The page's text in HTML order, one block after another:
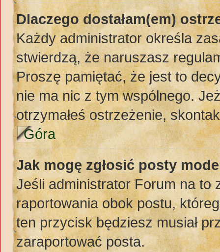
Dlaczego dostałam(em)
Każdy administrator określa
stwierdzą, że naruszasz
Proszę pamiętać, że jest to
nie ma nic z tym wspólnego.
otrzymałeś ostrzeżenie,
Góra
Jak mogę zgłosić posty
Jeśli administrator Forum na to
raportowania obok postu,
ten przycisk będziesz musiał
zaraportować posta.